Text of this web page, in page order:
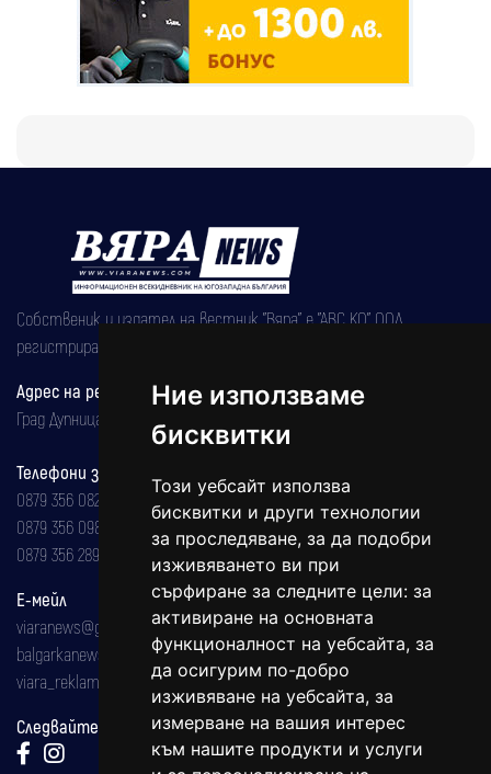
Ние използваме
бисквитки
Този уебсайт използва
бисквитки и други технологии
за проследяване, за да подобри
изживяването ви при
сърфиране за следните цели: за
активиране на основната
функционалност на уебсайта, за
да осигурим по-добро
изживяване на уебсайта, за
измерване на вашия интерес
към нашите продукти и услуги
Собственик и издател на вестник "Вяра" е "АВС КО" ООД,
регистрирана на 08.05.2002 година.
Адрес на редакцията
Град Дупница, ул.''Христо Ботев" 43
Телефони за реклама и абонаменти
0879 356 082
0879 356 098
0879 356 289
Е-мейл
viaranews@gmail.com
balgarkanews@gmail.com
viara_reklama@mail.bg
Следвайте ни: